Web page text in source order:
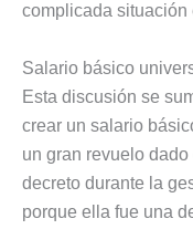
complicada situación
Salario básico
Esta discusión se
crear un salario
un gran revuelo
decreto durante la
porque ella fue una